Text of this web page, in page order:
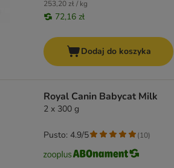
253,20 zł / kg
72,16 zł
Dodaj do koszyka
Royal Canin Babycat Milk
2 x 300 g
Pusto: 4.9/5 (10)